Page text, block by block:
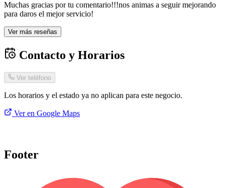
Muchas gracias por tu comentario!!!nos animas a seguir mejorando
para daros el mejor servicio!
Ver más reseñas
Contacto y Horarios
Ver teléfono
Los horarios y el estado ya no aplican para este negocio.
Ver en Google Maps
Footer